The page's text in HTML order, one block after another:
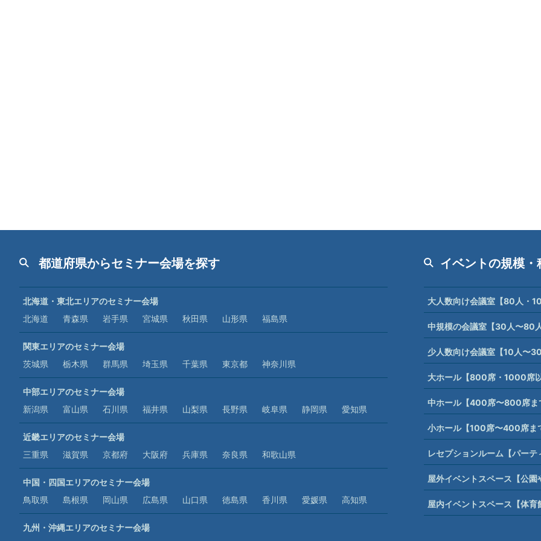
都道府県からセミナー会場を探す
北海道・東北エリアのセミナー会場
北海道
青森県 岩手県 宮城県 秋田県 山形県 福島県
関東エリアのセミナー会場
茨城県
栃木県 群馬県 埼玉県 千葉県 東京都 神奈川県
中部エリアのセミナー会場
新潟県
富山県 石川県 福井県 山梨県 長野県 岐阜県 静岡県 愛知県
近畿エリアのセミナー会場
三重県
滋賀県 京都府 大阪府 兵庫県 奈良県 和歌山県
中国・四国エリアのセミナー会場
鳥取県
島根県 岡山県 広島県 山口県 徳島県 香川県 愛媛県 高知県
九州・沖縄エリアのセミナー会場
イベントの規模
大人数向け会議室【80人・
中規模の会議室【30人〜80
少人数向け会議室【10人〜
大ホール【800席・1000席
中ホール【400席〜800席ま
小ホール【100席〜400席ま
レセプションルーム【パーテ
屋外イベントスペース【公園
屋内イベントスペース【体育